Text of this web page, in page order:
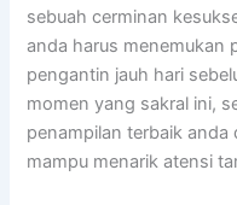
sebuah cerminan
anda harus menemukan
pengantin jauh hari
momen yang sakral ini,
penampilan terbaik
mampu menarik atensi